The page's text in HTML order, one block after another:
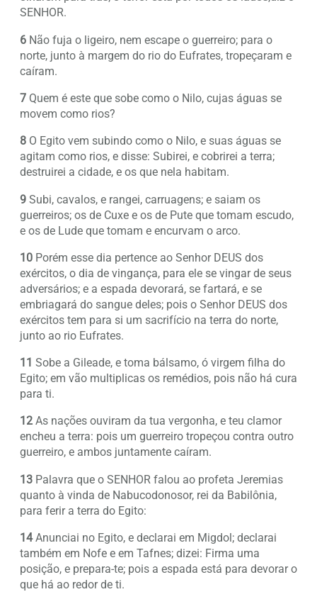
SENHOR.
6 Não fuja o ligeiro, nem escape o guerreiro; para o
norte, junto à margem do rio do Eufrates, tropeçaram e
caíram.
7 Quem é este que sobe como o Nilo, cujas águas se
movem como rios?
8 O Egito vem subindo como o Nilo, e suas águas se
agitam como rios, e disse: Subirei, e cobrirei a terra;
destruirei a cidade, e os que nela habitam.
9 Subi, cavalos, e rangei, carruagens; e saiam os
guerreiros; os de Cuxe e os de Pute que tomam escudo,
e os de Lude que tomam e encurvam o arco.
10 Porém esse dia pertence ao Senhor DEUS dos
exércitos, o dia de vingança, para ele se vingar de seus
adversários; e a espada devorará, se fartará, e se
embriagará do sangue deles; pois o Senhor DEUS dos
exércitos tem para si um sacrifício na terra do norte,
junto ao rio Eufrates.
11 Sobe a Gileade, e toma bálsamo, ó virgem filha do
Egito; em vão multiplicas os remédios, pois não há cura
para ti.
12 As nações ouviram da tua vergonha, e teu clamor
encheu a terra: pois um guerreiro tropeçou contra outro
guerreiro, e ambos juntamente caíram.
13 Palavra que o SENHOR falou ao profeta Jeremias
quanto à vinda de Nabucodonosor, rei da Babilônia,
para ferir a terra do Egito:
14Anunciai no Egito, e declarai em Migdol; declarai
também em Nofe e em Tafnes; dizei: Firma uma
posição, e prepara-te; pois a espada está para devorar o
que há ao redor de ti.